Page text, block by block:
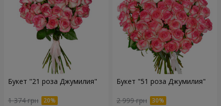
Букет "21 роза Джумилия"
1 374 грн
Букет "51 роза Джумилия"
2 999 грн